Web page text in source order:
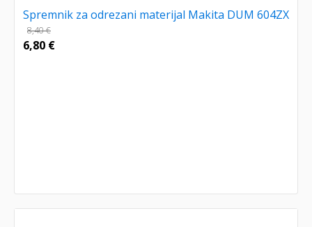
Spremnik za odrezani materijal Makita DUM 604ZX
8,40€
6,80 €